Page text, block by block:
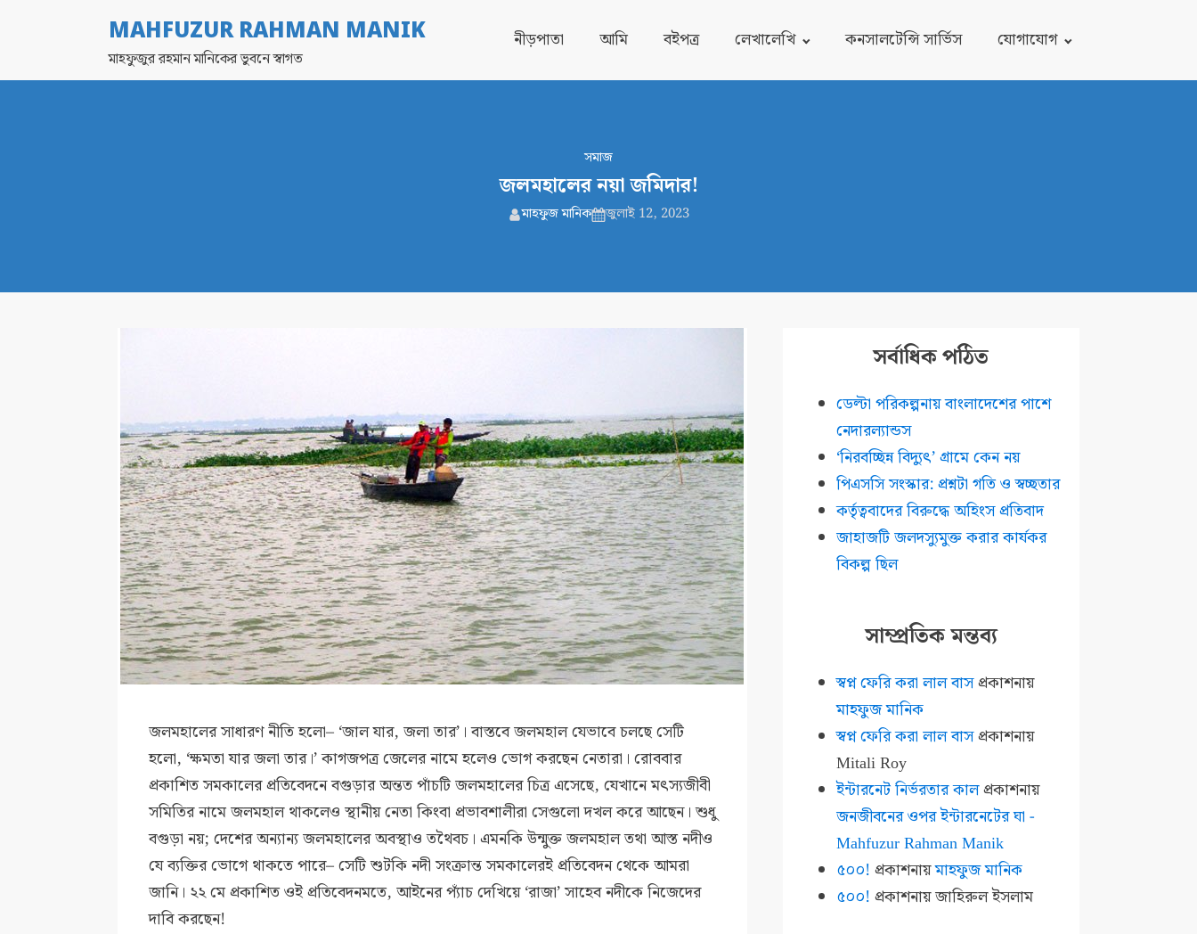
MAHFUZUR RAHMAN MANIK
মাহফুজুর রহমান মানিকের ভুবনে স্বাগত
নীড়পাতা আমি বইপত্র লেখালেখি কনসালটেন্সি সার্ভিস যোগাযোগ
সমাজ
জলমহালের নয়া জমিদার!
মাহফুজ মানিক জুলাই 12, 2023
জলমহালের সাধারণ নীতি হলো– ‘জাল যার, জলা তার’। বাস্তবে জলমহাল যেভাবে চলছে সেটি
হলো, ‘ক্ষমতা যার জলা তার।’ কাগজপত্র জেলের নামে হলেও ভোগ করছেন নেতারা। রোববার
প্রকাশিত সমকালের প্রতিবেদনে বগুড়ার অন্তত পাঁচটি জলমহালের চিত্র এসেছে, যেখানে মৎস্যজীবী
সমিতির নামে জলমহাল থাকলেও স্থানীয় নেতা কিংবা প্রভাবশালীরা সেগুলো দখল করে আছেন। শুধু
বগুড়া নয়; দেশের অন্যান্য জলমহালের অবস্থাও তথৈবচ। এমনকি উন্মুক্ত জলমহাল তথা আস্ত নদীও
যে ব্যক্তির ভোগে থাকতে পারে– সেটি শুটকি নদী সংক্রান্ত সমকালেরই প্রতিবেদন থেকে আমরা
জানি। ২২ মে প্রকাশিত ওই প্রতিবেদনমতে, আইনের প্যাঁচ দেখিয়ে ‘রাজা’ সাহেব নদীকে নিজেদের
দাবি করছেন!
সর্বাধিক পঠিত
ডেল্টা পরিকল্পনায় বাংলাদেশের পাশে
নেদারল্যান্ডস
‘নিরবচ্ছিন্ন বিদ্যুৎ’ গ্রামে কেন নয়
পিএসসি সংস্কার: প্রশ্নটা গতি ও স্বচ্ছতার
কর্তৃত্ববাদের বিরুদ্ধে অহিংস প্রতিবাদ
জাহাজটি জলদস্যুমুক্ত করার কার্যকর
বিকল্প ছিল
সাম্প্রতিক মন্তব্য
স্বপ্ন ফেরি করা লাল বাসপ্রকাশনায়
মাহফুজ মানিক
স্বপ্ন ফেরি করা লাল বাসপ্রকাশনায়
Mitali Roy
ইন্টারনেট নির্ভরতার কালপ্রকাশনায়
জনজীবনের ওপর ইন্টারনেটের ঘা -
Mahfuzur Rahman Manik
৫০০! প্রকাশনায়মাহফুজ মানিক
৫০০! প্রকাশনায়জাহিরুল ইসলাম